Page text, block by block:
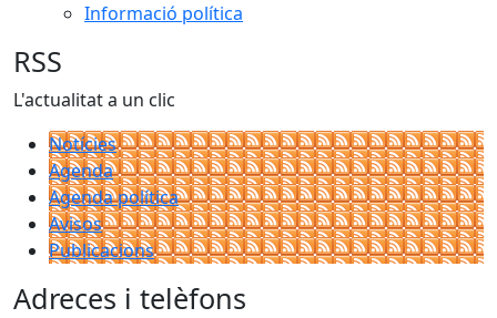
Informació política
RSS
L'actualitat a un clic
Notícies
Agenda
Agenda política
Avisos
Publicacions
Adreces i telèfons